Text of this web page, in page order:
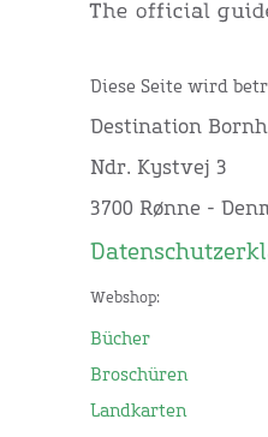
Diese Seite wird
Destination
Ndr. Kystvej 3
3700 Rønne -
Webshop:
Bücher
Broschüren
Landkarten